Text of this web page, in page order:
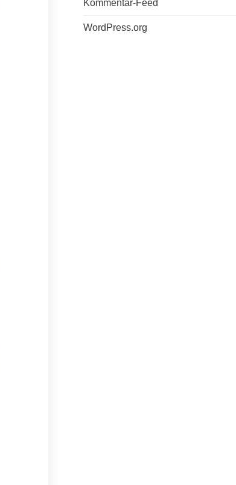
Kommentar-Feed
WordPress.org